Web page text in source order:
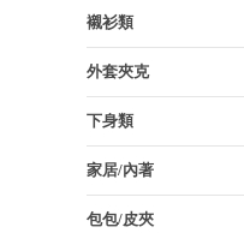
襯衫類
外套夾克
下身類
家居/內著
包包/皮夾